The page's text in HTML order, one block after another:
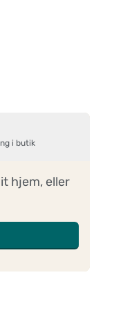
i butik
hjem, eller